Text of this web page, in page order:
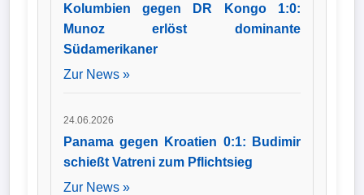
Kolumbien gegen DR Kongo 1:0:
Munoz erlöst dominante
Südamerikaner
Zur News »
24.06.2026
Panama gegen Kroatien 0:1: Budimir
schießt Vatreni zum Pflichtsieg
Zur News »